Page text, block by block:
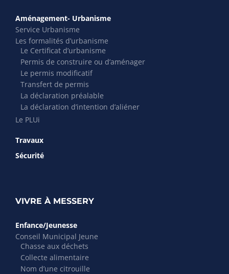
Aménagement- Urbanisme
Service Urbanisme
Les formalités d’urbanisme
Le Certificat d’urbanisme
Permis de construire ou d’aménager
Le permis modificatif
Transfert de permis
La déclaration préalable
La déclaration d’intention d’aliéner
Le PLUi
Travaux
Sécurité
VIVRE À MESSERY
Enfance/Jeunesse
Conseil Municipal Jeune
Chasse aux déchets
Collecte alimentaire
Nom d’une citrouille